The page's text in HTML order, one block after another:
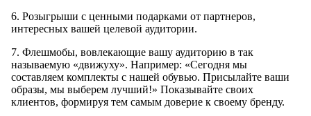
6. Розыгрыши с ценными подарками от партнеров,
интересных вашей целевой аудитории.
7. Флешмобы, вовлекающие вашу аудиторию в так
называемую «движуху». Например: «Сегодня мы
составляем комплекты с нашей обувью. Присылайте ваши
образы, мы выберем лучший!» Показывайте своих
клиентов, формируя тем самым доверие к своему бренду.